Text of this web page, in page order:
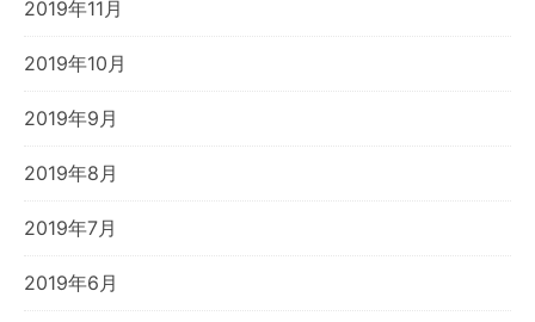
2019年11月
2019年10月
2019年9月
2019年8月
2019年7月
2019年6月